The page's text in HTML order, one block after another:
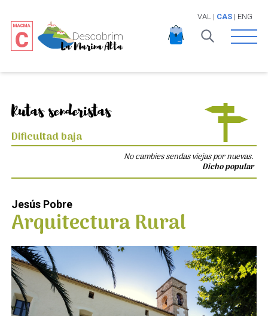
VAL | CAS| ENG
Open
Rutas senderistas
Dificultad baja
No cambies sendas viejas por nuevas.
Dicho popular
Jesús Pobre
Arquitectura Rural